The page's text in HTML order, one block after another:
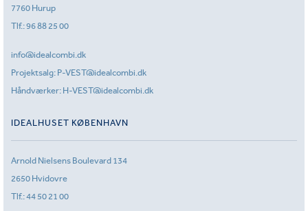
7760 Hurup
Tlf.:96 88 25 00
info@idealcombi.dk
Projektsalg: P-VEST@idealcombi.dk
Håndværker: H-VEST@idealcombi.dk
IDEALHUSET KØBENHAVN
Arnold Nielsens Boulevard 134
2650 Hvidovre
Tlf.:44 50 21 00